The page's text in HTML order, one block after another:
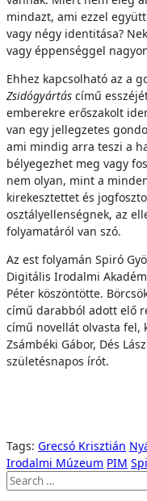
mindazt, ami ezzel
vagy négy identitása?
vagy éppenséggel
Ehhez kapcsolható az a
Zsidógyártás című
emberekre erőszakolt
van egy jellegzetes
ami mindig arra teszi a
bélyegezhet meg vagy
nem olyan, mint a
kirekesztettet és
osztályellenségnek, az
folyamatáról van szó.
Az est folyamán Spiró
Digitális Irodalmi
Péter köszöntötte.
című darabból adott elő
című novellát olvasta fel,
Zsámbéki Gábor, Dés
születésnapos írót.
Tags: Grecsó Krisztián
Irodalmi Múzeum PIM